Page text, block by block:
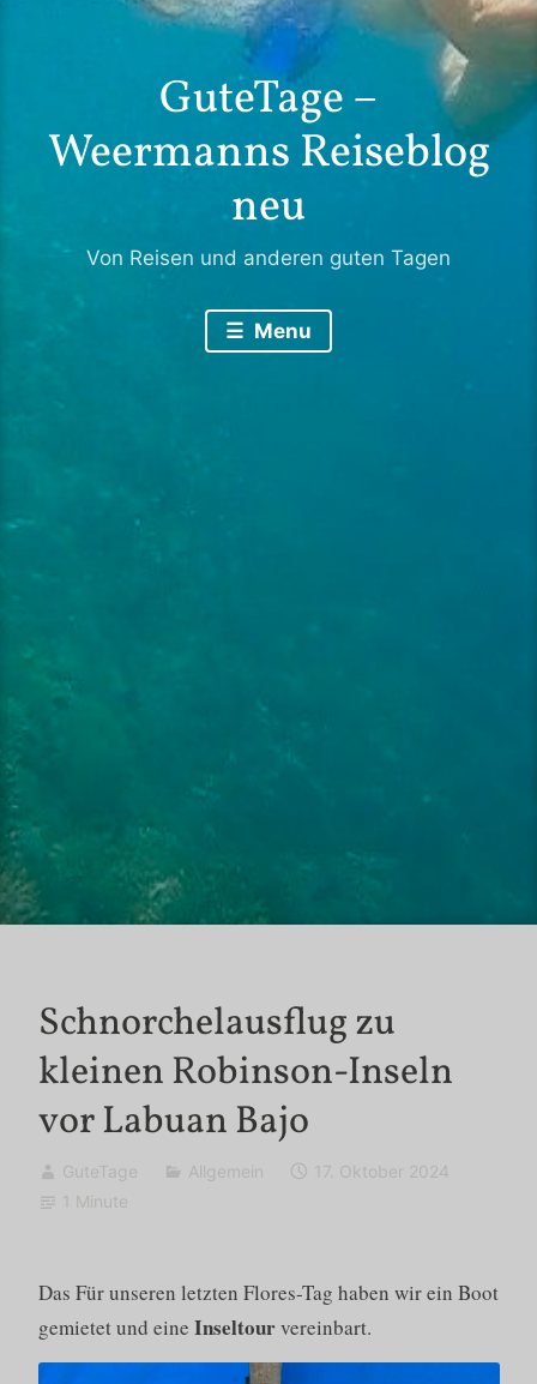
GuteTage –
Weermanns Reiseblog
neu
Von Reisen und anderen guten Tagen
Menu
Schnorchelausflug zu
kleinen Robinson-Inseln
vor Labuan Bajo
GuteTage Allgemein
17. Oktober 2024
1 Minute
Das Für unseren letzten Flores-Tag haben wir ein Boot
gemietet und eine Inseltourvereinbart.